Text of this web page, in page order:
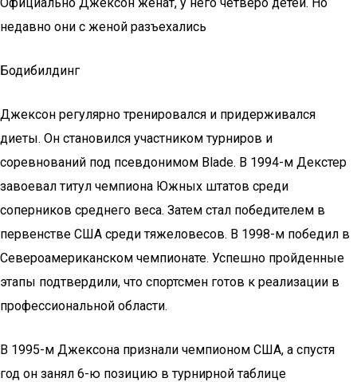
недавно они с женой разъехались
Бодибилдинг
Джексон регулярно тренировался и придерживался
диеты. Он становился участником турниров и
соревнований под псевдонимом Blade. В 1994-м Декстер
завоевал титул чемпиона Южных штатов среди
соперников среднего веса. Затем стал победителем в
первенстве США среди тяжеловесов. В 1998-м победил в
Североамериканском чемпионате. Успешно пройденные
этапы подтвердили, что спортсмен готов к реализации в
профессиональной области.
В 1995-м Джексона признали чемпионом США, а спустя
год он занял 6-ю позицию в турнирной таблице